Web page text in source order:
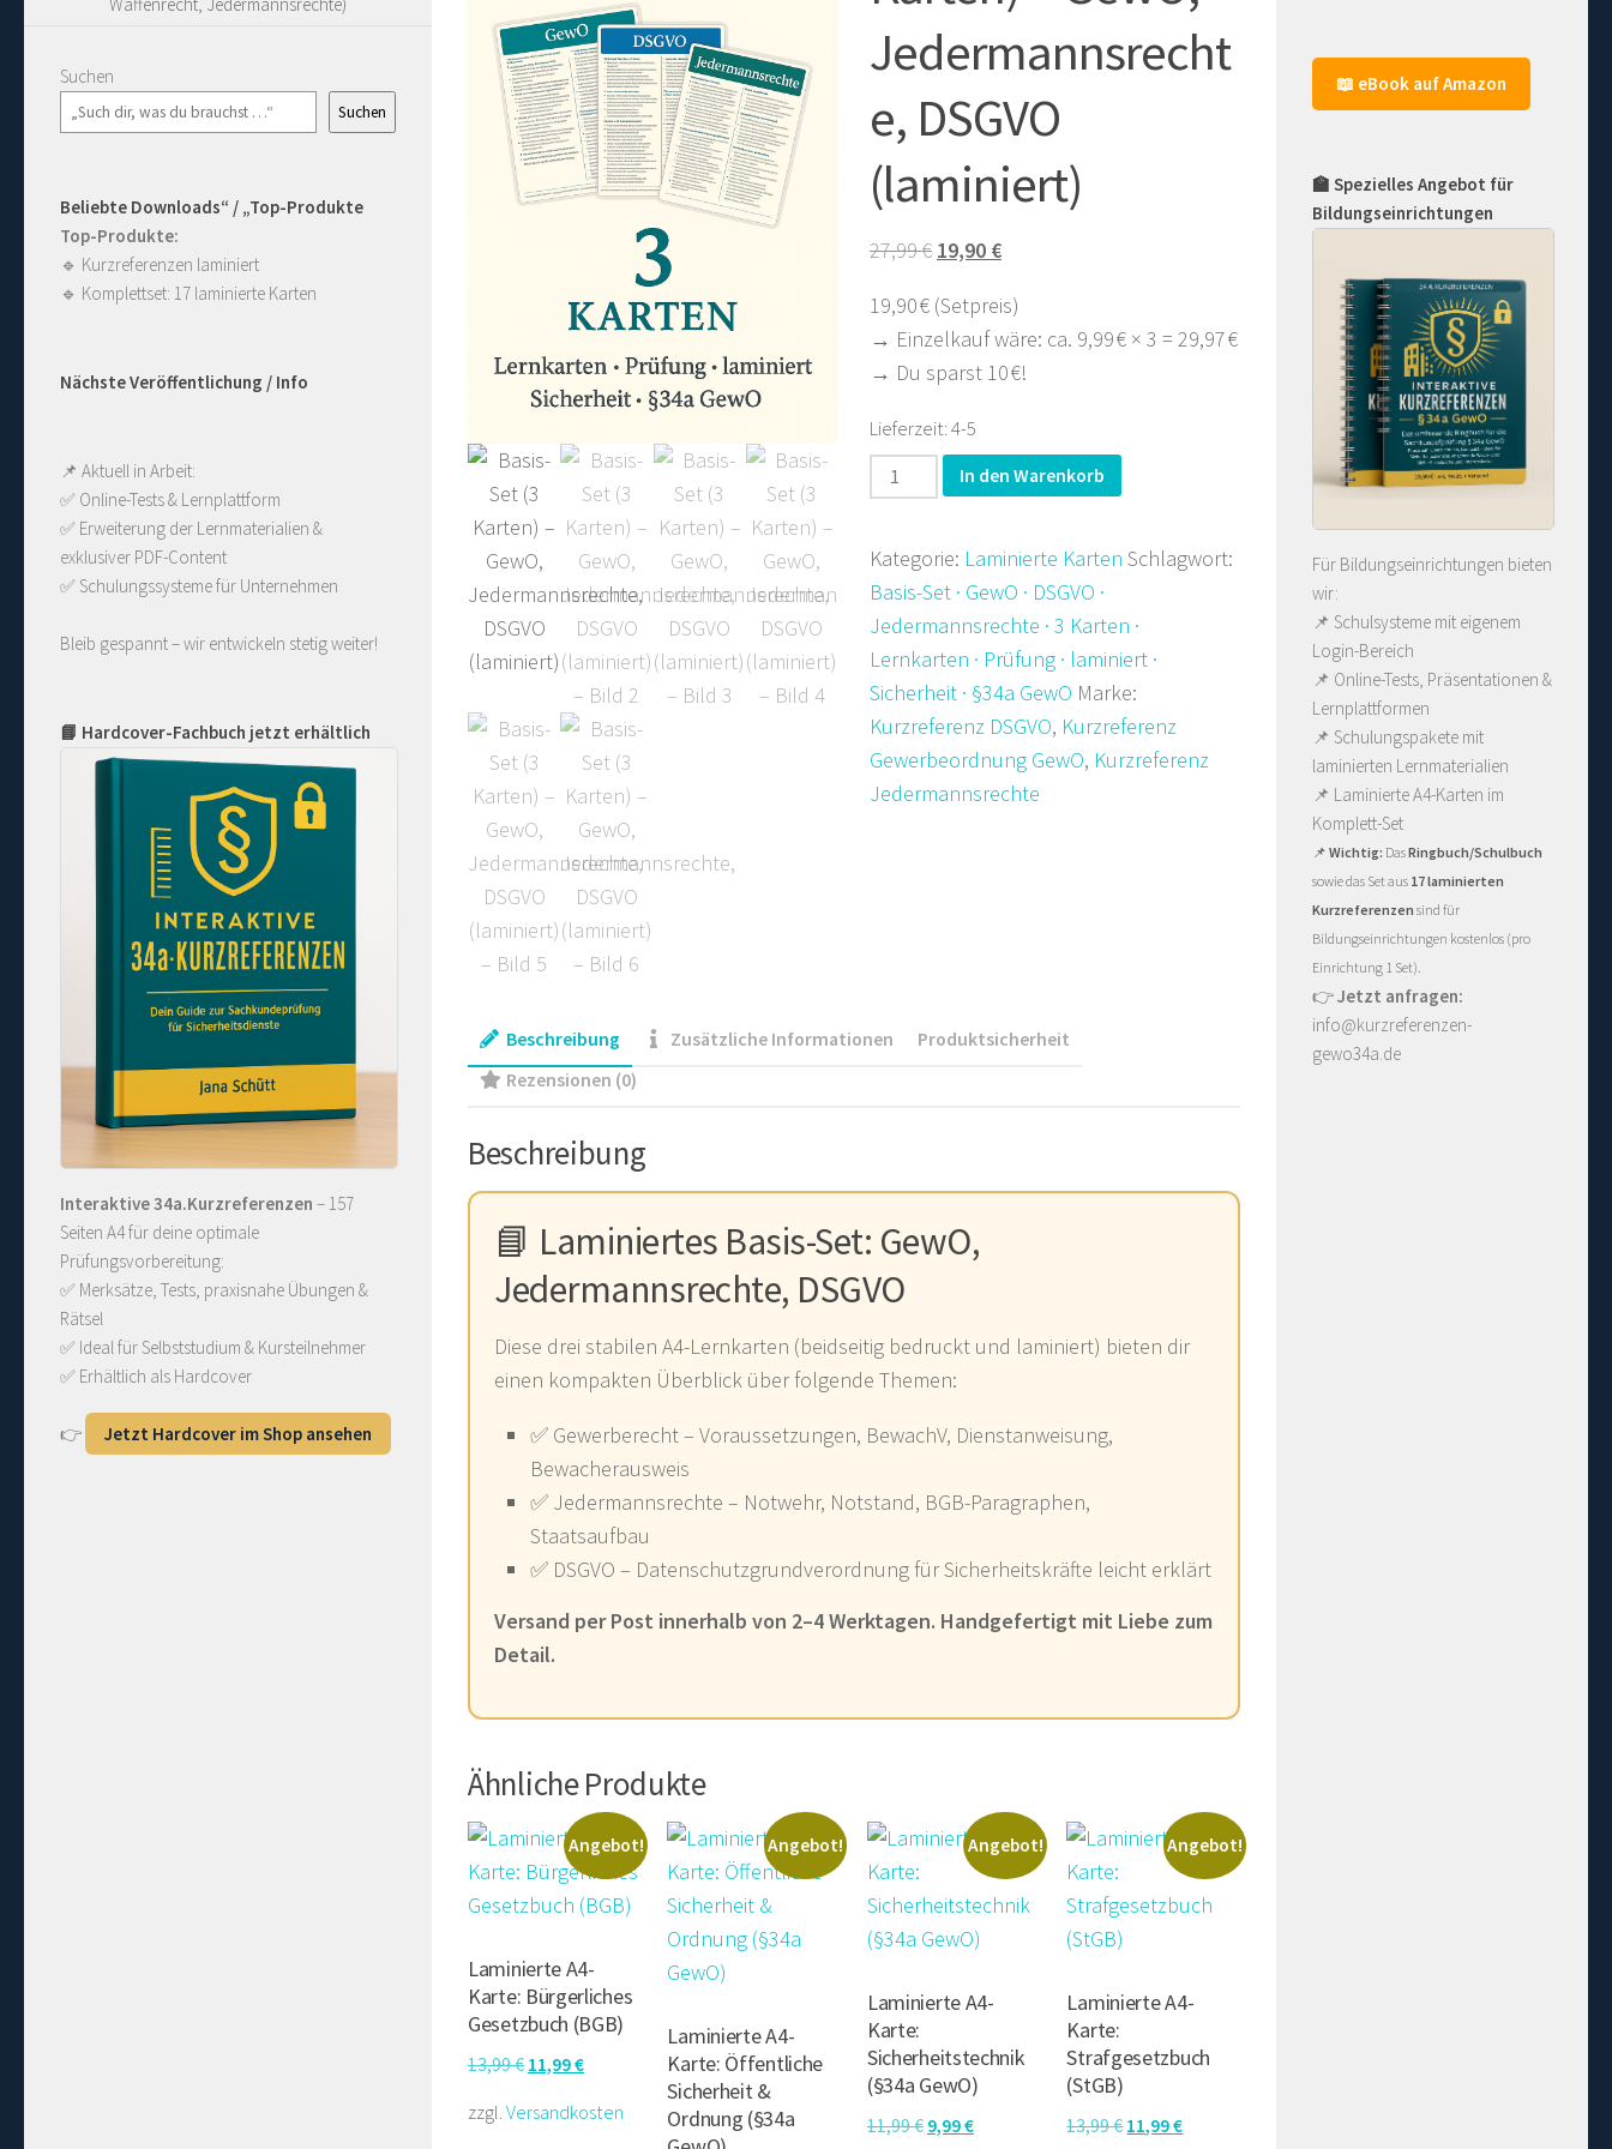
Jedermannsrecht
e, DSGVO
(laminiert)
27,99€ Ursprünglicher
war:
27,99 €
19,90 €Aktueller
ist:
19,90 €.
19,90 € (Setpreis)
→ Einzelkauf wäre: ca. 9,99 € × 3 = 29,97 €
→ Du sparst 10 €!
Lieferzeit: 4-5
Basis-
Set
Karten)
–
GewO,
Jedermannsrechte,
DSGVO
(laminiert)
Menge
In den Warenkorb
Kategorie: Laminierte Karten Schlagwort:
Basis-Set · GewO · DSGVO ·
Jedermannsrechte · 3 Karten ·
Lernkarten · Prüfung · laminiert ·
Sicherheit · §34a GewO Marke:
Kurzreferenz DSGVO, Kurzreferenz
Gewerbeordnung GewO, Kurzreferenz
Jedermannsrechte
Beschreibung Zusätzliche Informationen
Produktsicherheit
Rezensionen (0)
Beschreibung
📘 Laminiertes Basis-Set: GewO,
Jedermannsrechte, DSGVO
Diese drei stabilen A4-Lernkarten (beidseitig bedruckt und laminiert) bieten dir
einen kompakten Überblick über folgende Themen:
✅ Gewerberecht – Voraussetzungen, BewachV, Dienstanweisung,
Bewacherausweis
✅ Jedermannsrechte – Notwehr, Notstand, BGB-Paragraphen,
Staatsaufbau
✅ DSGVO – Datenschutzgrundverordnung für Sicherheitskräfte leicht erklärt
Versand per Post innerhalb von 2–4 Werktagen. Handgefertigt mit Liebe zum
Detail.
Ähnliche Produkte
Angebot!
Laminierte A4-
Karte: Bürgerliches
Gesetzbuch (BGB)
13,99€ Ursprünglicher
11,99€Aktueller
zzgl. Versandkosten
Angebot!
Laminierte A4-
Karte: Öffentliche
Sicherheit &
Ordnung (§34a
Angebot!
Laminierte A4-
Karte:
Sicherheitstechnik
(§34a GewO)
11,99€ Ursprünglicher
9,99€Aktueller
Angebot!
Laminierte A4-
Karte:
Strafgesetzbuch
(StGB)
13,99€Ursprünglicher
11,99€Aktueller
Waffenrecht, Jedermannsrechte)
Suchen
Suchen
Beliebte Downloads“ / „Top-Produkte
Top-Produkte:
🔹 Kurzreferenzen laminiert
🔹 Komplettset: 17 laminierte Karten
Nächste Veröffentlichung / Info
📌 Aktuell in Arbeit:
✅ Online-Tests & Lernplattform
✅ Erweiterung der Lernmaterialien &
exklusiver PDF-Content
✅ Schulungssysteme für Unternehmen
Bleib gespannt – wir entwickeln stetig weiter!
📘 Hardcover-Fachbuch jetzt erhältlich
Interaktive 34a.Kurzreferenzen – 157
Seiten A4 für deine optimale
Prüfungsvorbereitung:
✅ Merksätze, Tests, praxisnahe Übungen &
Rätsel
✅ Ideal für Selbststudium & Kursteilnehmer
✅ Erhältlich als Hardcover
👉 Jetzt Hardcover im Shop ansehen
📖 eBook auf Amazon
🏫 Spezielles Angebot für
Bildungseinrichtungen
Für Bildungseinrichtungen bieten
wir:
📌 Schulsysteme mit eigenem
Login-Bereich
📌 Online-Tests, Präsentationen &
Lernplattformen
📌 Schulungspakete mit
laminierten Lernmaterialien
📌 Laminierte A4-Karten im
Komplett-Set
📌 Wichtig: DasRingbuch/Schulbuch
sowie das Set aus 17 laminierten
Kurzreferenzen sind für
Bildungseinrichtungen kostenlos (pro
Einrichtung 1 Set).
👉Jetzt anfragen:
info@kurzreferenzen-
gewo34a.de